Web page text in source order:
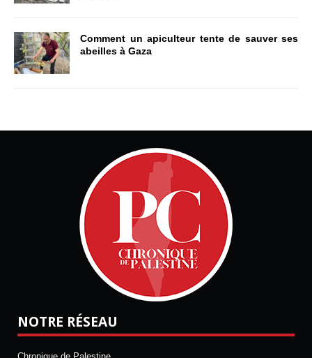
Comment un apiculteur tente de sauver ses
abeilles à Gaza
NOTRE RÉSEAU